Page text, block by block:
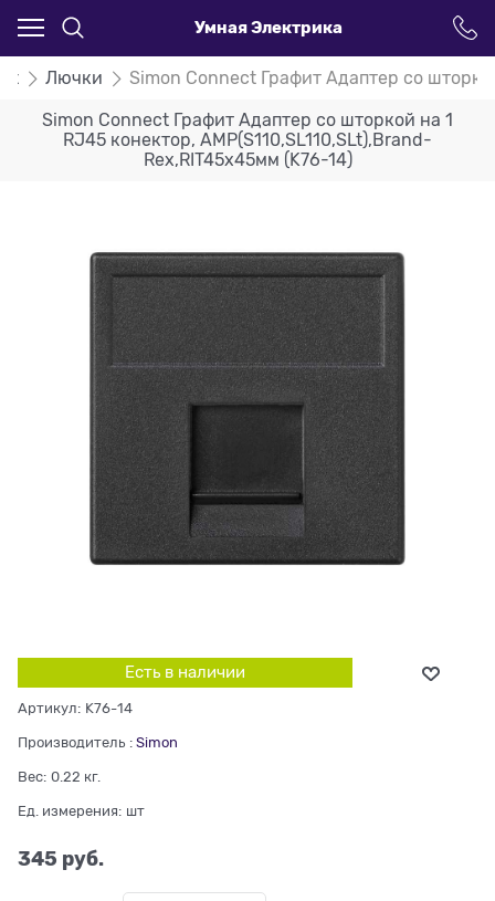
Умная Электрика
Лючки Simon Connect Графит Адаптер со
Simon Connect Графит Адаптер со шторкой на 1
RJ45 конектор, AMP(S110,SL110,SLt),Brand-
Rex,RIT45х45мм (K76-14)
Есть в наличии
Артикул: K76-14
Производитель : Simon
Вес: 0.22 кг.
Ед. измерения: шт
345 руб.